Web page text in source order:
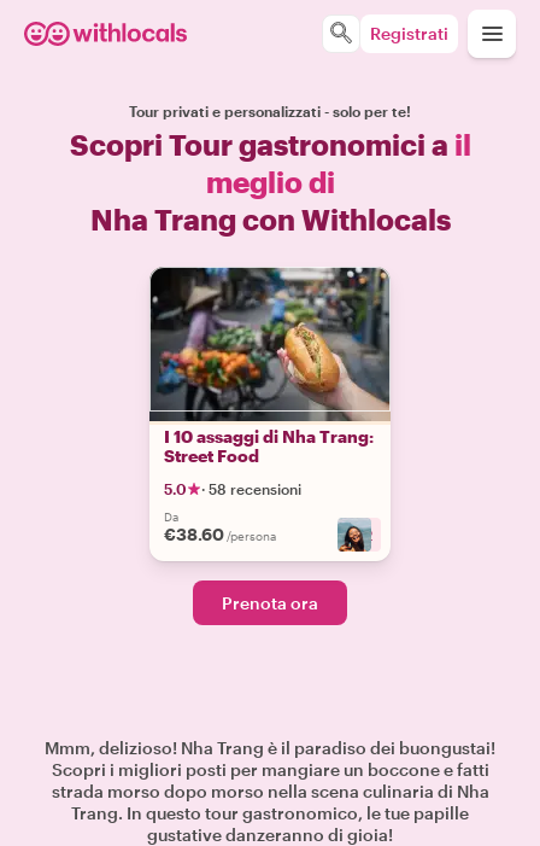
Registrati
Tour privati e personalizzati - solo per te!
Scopri Tour gastronomici a il
meglio di
Nha Trang con Withlocals
I 10 assaggi di Nha Trang:
Street Food
5.0 · 58 recensioni
Da
€38.60 /persona +2
Prenota ora
Mmm, delizioso! Nha Trang è il paradiso dei buongustai!
Scopri i migliori posti per mangiare un boccone e fatti
strada morso dopo morso nella scena culinaria di Nha
Trang. In questo tour gastronomico, le tue papille
gustative danzeranno di gioia!